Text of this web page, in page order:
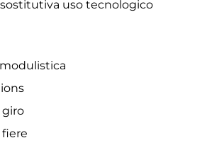
uso tecnologico
giro